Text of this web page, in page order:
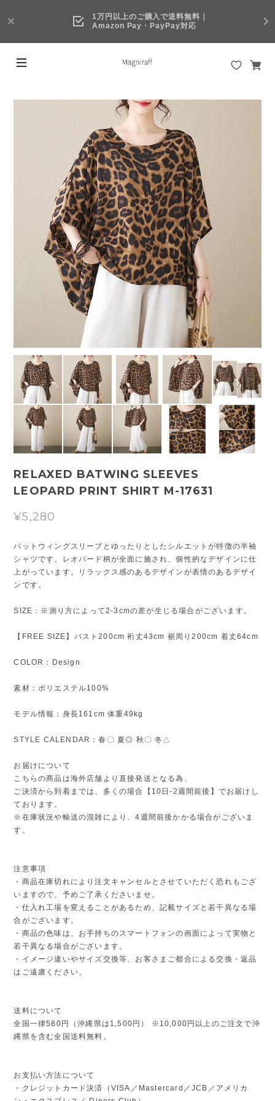
1万円以上のご購入で送料無料｜
Amazon Pay・PayPay対応
RELAXED BATWING SLEEVES
LEOPARD PRINT SHIRT M-17631
¥5,280
バットウィングスリーブとゆったりとしたシルエットが特徴の半袖
シャツです。レオパード柄が全面に施され、個性的なデザインに仕
上がっています。リラックス感のあるデザインが表情のあるデザイ
ンです。
SIZE：※測り方によって2-3cmの差が生じる場合がございます。
【FREE SIZE】バスト200cm 裄丈43cm 裾周り200cm 着丈64cm
COLOR：Design
素材：ポリエステル100%
モデル情報：身長161cm 体重49kg
STYLE CALENDAR：春〇 夏◎ 秋〇 冬△
お届けについて
こちらの商品は海外店舗より直接発送となる為、
ご決済から到着までは、多くの場合【10日-2週間前後】でお届けし
ております。
※在庫状況や輸送の混雑により、4週間前後かかる場合がございま
す。
注意事項
・商品在庫切れにより注文キャンセルとさせていただく恐れもござ
いますので、予めご了承くださいませ。
・仕入れ工場を変えることがあるため、記載サイズと若干異なる場
合がございます。
・商品の色味は、お手持ちのスマートフォンの画面によって実物と
若干異なる場合がございます。
・イメージ違いやサイズ交換等、お客さまご都合による交換・返品
はご遠慮ください。
送料について
全国一律580円（沖縄県は1,500円） ※10,000円以上のご注文で沖
縄県を含む全国送料無料。
お支払い方法について
・クレジットカード決済（VISA／Mastercard／JCB／アメリカ